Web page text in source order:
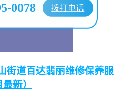
街道百达翡丽维修保养服
新）
0078 拨打电话